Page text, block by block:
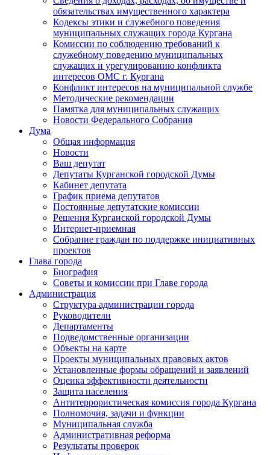
обязательствах имущественного характера
Кодексы этики и служебного поведения
муниципальных служащих города Кургана
Комиссии по соблюдению требований к
служебному поведению муниципальных
служащих и урегулированию конфликта
интересов ОМС г. Кургана
Конфликт интересов на муниципальной службе
Методические рекомендации
Памятка для муниципальных служащих
Новости Федерального Cобрания
Дума
Общая информация
Новости
Ваш депутат
Депутаты Курганской городской Думы
Кабинет депутата
График приема депутатов
Постоянные депутатские комиссии
Решения Курганской городской Думы
Интернет-приемная
Собрание граждан по поддержке инициативных
проектов
Глава города
Биография
Советы и комиссии при Главе города
Администрация
Структура администрации города
Руководители
Департаменты
Подведомственные организации
Объекты на карте
Проекты муниципальных правовых актов
Установленные формы обращений и заявлений
Оценка эффективности деятельности
Защита населения
Антитеррористическая комиссия города Кургана
Полномочия, задачи и функции
Муниципальная служба
Административная реформа
Результаты проверок